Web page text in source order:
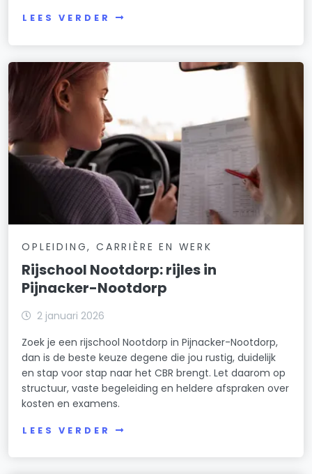
LEES VERDER
OPLEIDING, CARRIÈRE EN WERK
Rijschool Nootdorp: rijles in
Pijnacker-Nootdorp
2 januari 2026
Zoek je een rijschool Nootdorp in Pijnacker-Nootdorp,
dan is de beste keuze degene die jou rustig, duidelijk
en stap voor stap naar het CBR brengt. Let daarom op
structuur, vaste begeleiding en heldere afspraken over
kosten en examens.
LEES VERDER